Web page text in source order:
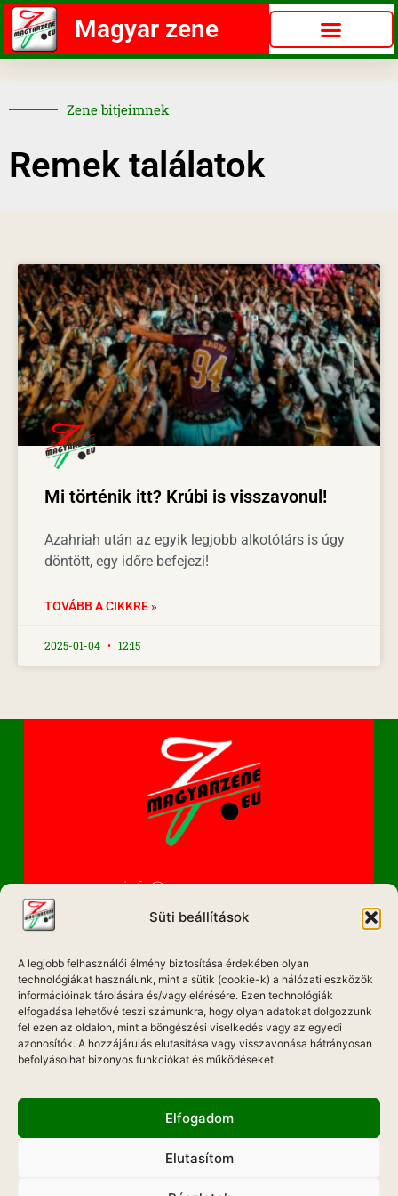
Süti beállítások
A legjobb felhasználói élmény biztosítása érdekében olyan
technológiákat használunk, mint a sütik (cookie-k) a hálózati eszközök
információinak tárolására és/vagy elérésére. Ezen technológiák
elfogadása lehetővé teszi számunkra, hogy olyan adatokat dolgozzunk
fel ezen az oldalon, mint a böngészési viselkedés vagy az egyedi
azonosítók. A hozzájárulás elutasítása vagy visszavonása hátrányosan
befolyásolhat bizonyos funkciókat és működéseket.
Elfogadom
Elutasítom
Magyar zene
Zene bitjeimnek
Remek találatok
Mi történik itt? Krúbi is visszavonul!
Azahriah után az egyik legjobb alkotótárs is úgy
döntött, egy időre befejezi!
TOVÁBB A CIKKRE »
2025-01-04 12:15
info@magyarzene.eu
IMPRESSZUM
ETIKAI KÓDEX
MÉDIA AJÁNLAT
ADATKEZELÉSI NYILATKOZAT
Hadd Szóljon!